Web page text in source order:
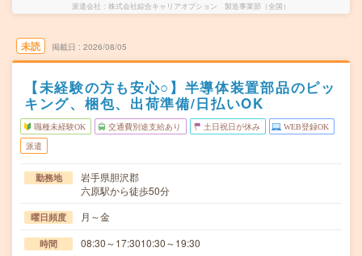
派遣会社 株式会社綜合キャリアオプション 製造事業部（全国）
未読 掲載日 2026/08/05
【未経験の方も安心○】半導体装置部品のピッ
キング、梱包、出荷準備/日払いOK
職種未経験OK 交通費別途支給あり 土日祝日が休み WEB登録OK
派遣
勤務地
岩手県胆沢郡
六原駅から徒歩50分
曜日頻度 月～金
時間 08:30～17:3010:30～19:30